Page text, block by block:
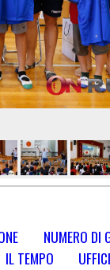
NUMERO DI
IL TEMPO